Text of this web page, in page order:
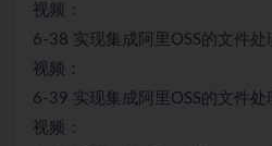
视频：
6-38 实现集成阿里OSS的文件
视频：
6-39 实现集成阿里OSS的文件
视频：